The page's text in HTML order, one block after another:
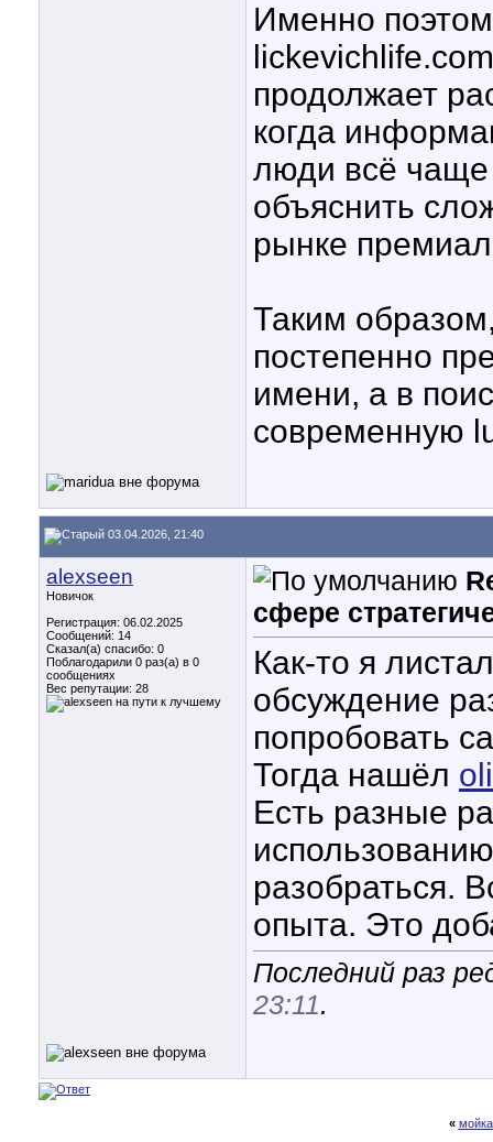
Именно
продолжает
когда
люди всё чаще
объяснить
рынке
Таким
постепенно
имени, а в
современную
03.04.2026, 21:40
alexseen
Новичок
Регистрация: 06.02.2025
Сообщений: 14
Сказал(а) спасибо: 0
Поблагодарили 0 раз(а) в 0
сообщениях
Вес репутации: 28
сфере
Как-то я
обсуждение
попробовать
Тогда нашёл
Есть разные
разобраться.
опыта. Это
Последний раз
23:11.
«